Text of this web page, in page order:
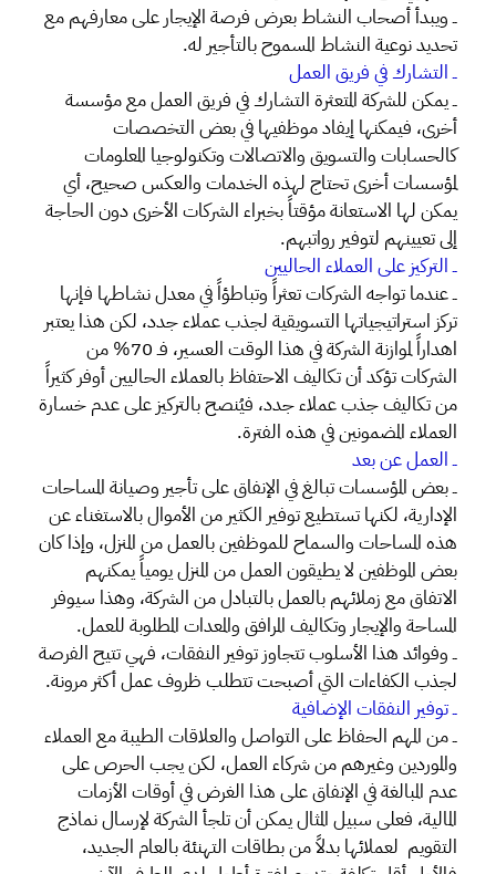
ــ ويبدأ أصحاب النشاط بعرض فرصة الإيجار على معارفهم مع
تحديد نوعية النشاط المسموح بالتأجير له.
ــ التشارك في فريق العمل
ــ يمكن للشركة المتعثرة التشارك في فريق العمل مع مؤسسة
أخرى، فيمكنها إيفاد موظفيها في بعض التخصصات
كالحسابات والتسويق والاتصالات وتكنولوجيا المعلومات
لمؤسسات أخرى تحتاج لهذه الخدمات والعكس صحيح، أي
يمكن لها الاستعانة مؤقتاً بخبراء الشركات الأخرى دون الحاجة
إلى تعيينهم لتوفير رواتبهم.
ــ التركيز على العملاء الحاليين
ــ عندما تواجه الشركات تعثراً وتباطؤاً في معدل نشاطها فإنها
تركز استراتيجياتها التسويقية لجذب عملاء جدد، لكن هذا يعتبر
اهداراً لموازنة الشركة في هذا الوقت العسير، فـ 70% من
الشركات تؤكد أن تكاليف الاحتفاظ بالعملاء الحاليين أوفر كثيراً
من تكاليف جذب عملاء جدد، فيُنصح بالتركيز على عدم خسارة
العملاء المضمونين في هذه الفترة.
ــ العمل عن بعد
ــ بعض المؤسسات تبالغ في الإنفاق على تأجير وصيانة المساحات
الإدارية، لكنها تستطيع توفير الكثير من الأموال بالاستغناء عن
هذه المساحات والسماح للموظفين بالعمل من المنزل، وإذا كان
بعض الموظفين لا يطيقون العمل من المنزل يومياً يمكنهم
الاتفاق مع زملائهم بالعمل بالتبادل من الشركة، وهذا سيوفر
المساحة والإيجار وتكاليف المرافق والمعدات المطلوبة للعمل.
ــ وفوائد هذا الأسلوب تتجاوز توفير النفقات، فهي تتيح الفرصة
لجذب الكفاءات التي أصبحت تتطلب ظروف عمل أكثر مرونة.
ــ توفير النفقات الإضافية
ــ من المهم الحفاظ على التواصل والعلاقات الطيبة مع العملاء
والموردين وغيرهم من شركاء العمل، لكن يجب الحرص على
عدم المبالغة في الإنفاق على هذا الغرض في أوقات الأزمات
المالية، فعلى سبيل المثال يمكن أن تلجأ الشركة لإرسال نماذج
التقويم لعملائها بدلاً من بطاقات التهنئة بالعام الجديد،